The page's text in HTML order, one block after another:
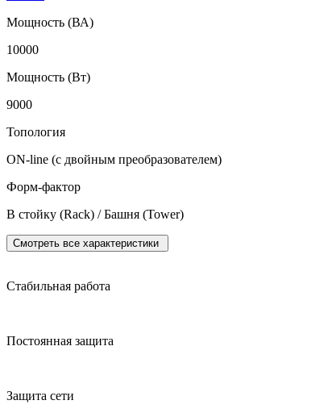
Мощность (ВА)
10000
Мощность (Вт)
9000
Топология
ON-line (с двойным преобразователем)
Форм-фактор
В стойку (Rack) / Башня (Tower)
Смотреть все характеристики
Стабильная работа
Постоянная защита
Защита сети